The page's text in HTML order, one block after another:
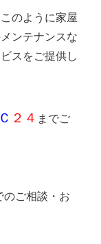
のように家屋
ンテナンスな
スをご提供し
２４ までご
のご相談・お